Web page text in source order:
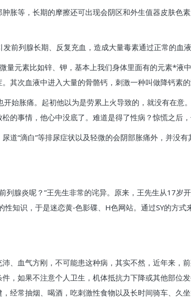
胀等，长期的摩擦还可出现会阴区和外生值器皮肤色
前列腺长期、反复充血，造成大量毒素通过正常的血
量元素比如锌、钾，基本上我们身体里面有的元素*液
其次血液中进入大量的骨骼钙，刺激一种叫做降钙素的
始胀痛。起初他以为是劳累上火导致的，就没有在意
的事情，他心中没底了。难道是得了性病？惊慌之后
道“滴白”等排尿症状以及轻微的会阴部胀痛外，并没
腺炎呢？”王先生非常的诧异。原来，王先生从17岁开
性知识，于是迷恋黄-色影碟、H色网站。通过SY的方
、血气方刚，不可能患这种病，其实不然，近年来，
，如果不注意个人卫生，机体抵抗力下降或其他部位
经常抽烟、喝酒，吃刺激性食物以及长时间骑车、久坐